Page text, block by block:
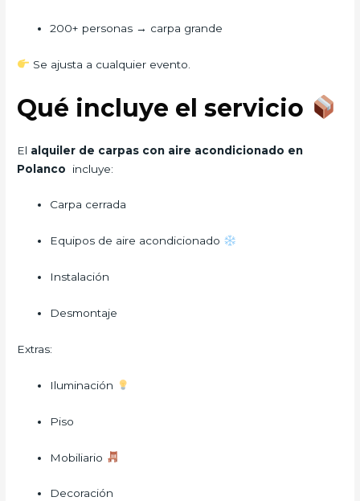
200+ personas → carpa grande
Se ajusta a cualquier evento.
Qué incluye el servicio
El alquiler de carpas con aire acondicionado en
Polanco
incluye:
Carpa cerrada
Equipos de aire acondicionado
Instalación
Desmontaje
Extras:
Iluminación
Piso
Mobiliario
Decoración